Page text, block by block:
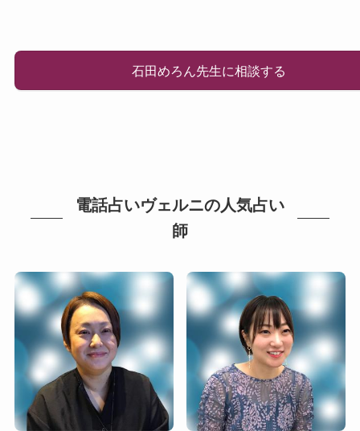
石田めろん先生に相談する
電話占いヴェルニの人気占い
師